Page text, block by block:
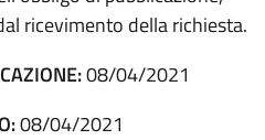
ricevimento della richiesta.
08/04/2021
08/04/2021